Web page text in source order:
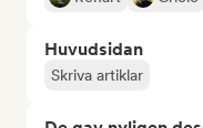
Huvudsidan
Skriva artiklar